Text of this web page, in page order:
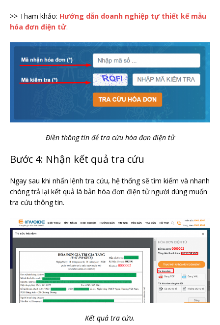
>> Tham khảo: Hướng dẫn doanh nghiệp tự thiết kế mẫu
hóa đơn điện tử.
Điền thông tin để tra cứu hóa đơn điện tử
Bước 4: Nhận kết quả tra cứu
Ngay sau khi nhấn lệnh tra cứu, hệ thống sẽ tìm kiếm và nhanh
chóng trả lại kết quả là bản hóa đơn điện tử người dùng muốn
tra cứu thông tin.
Kết quả tra cứu.